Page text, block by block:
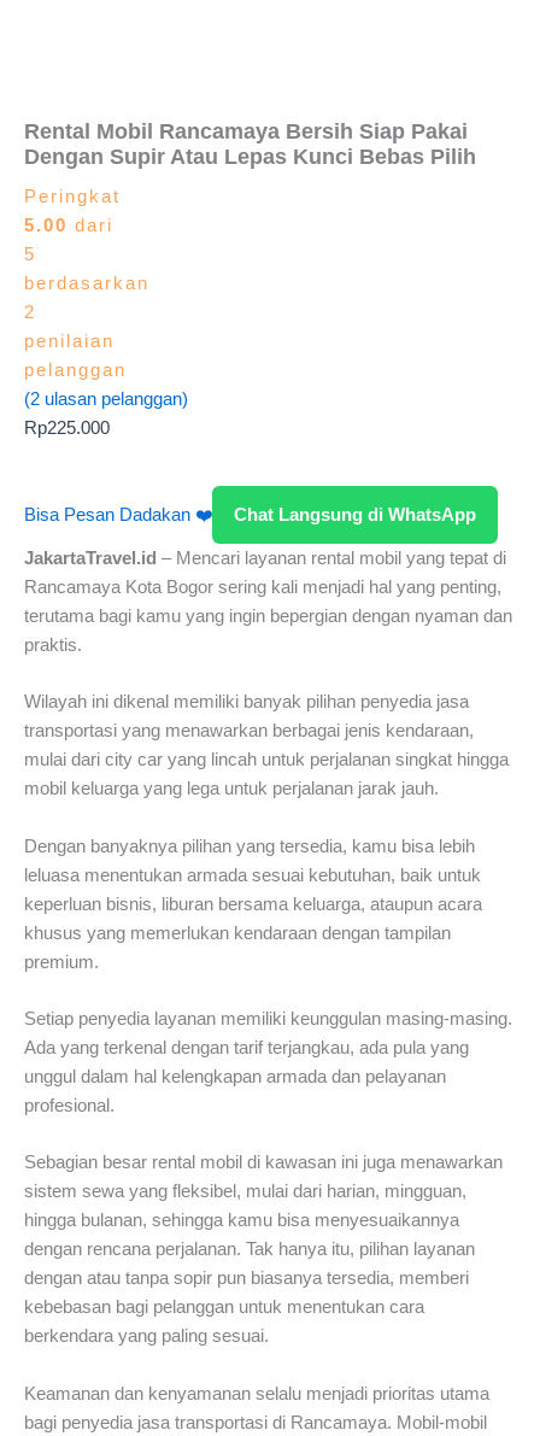
Rental Mobil Rancamaya Bersih Siap Pakai
Dengan Supir Atau Lepas Kunci Bebas Pilih
Peringkat
5.00 dari
5
berdasarkan
2
penilaian
pelanggan
(2 ulasan pelanggan)
Rp225.000
Bisa Pesan Dadakan ❤️ Chat Langsung di WhatsApp
JakartaTravel.id – Mencari layanan rental mobil yang tepat di
Rancamaya Kota Bogor sering kali menjadi hal yang penting,
terutama bagi kamu yang ingin bepergian dengan nyaman dan
praktis.
Wilayah ini dikenal memiliki banyak pilihan penyedia jasa
transportasi yang menawarkan berbagai jenis kendaraan,
mulai dari city car yang lincah untuk perjalanan singkat hingga
mobil keluarga yang lega untuk perjalanan jarak jauh.
Dengan banyaknya pilihan yang tersedia, kamu bisa lebih
leluasa menentukan armada sesuai kebutuhan, baik untuk
keperluan bisnis, liburan bersama keluarga, ataupun acara
khusus yang memerlukan kendaraan dengan tampilan
premium.
Setiap penyedia layanan memiliki keunggulan masing-masing.
Ada yang terkenal dengan tarif terjangkau, ada pula yang
unggul dalam hal kelengkapan armada dan pelayanan
profesional.
Sebagian besar rental mobil di kawasan ini juga menawarkan
sistem sewa yang fleksibel, mulai dari harian, mingguan,
hingga bulanan, sehingga kamu bisa menyesuaikannya
dengan rencana perjalanan. Tak hanya itu, pilihan layanan
dengan atau tanpa sopir pun biasanya tersedia, memberi
kebebasan bagi pelanggan untuk menentukan cara
berkendara yang paling sesuai.
Keamanan dan kenyamanan selalu menjadi prioritas utama
bagi penyedia jasa transportasi di Rancamaya. Mobil-mobil